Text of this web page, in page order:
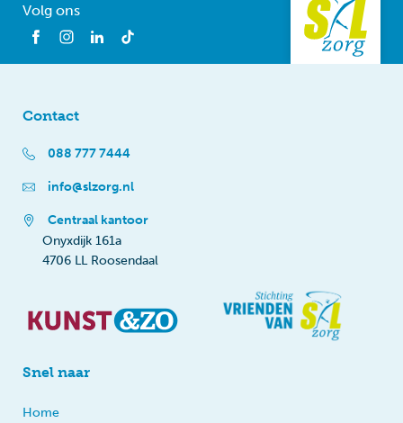
Volg ons
Contact
088 777 7444
info@slzorg.nl
Centraal kantoor
Onyxdijk 161a
4706 LL Roosendaal
Snel naar
Home